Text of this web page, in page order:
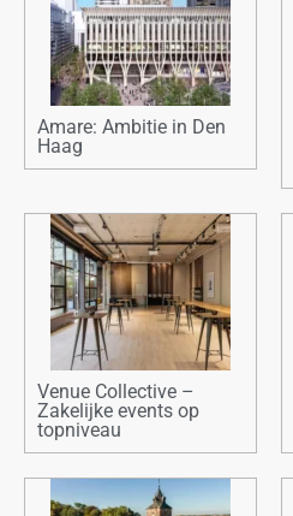
Amare: Ambitie in Den
Haag
Venue Collective –
Zakelijke events op
topniveau